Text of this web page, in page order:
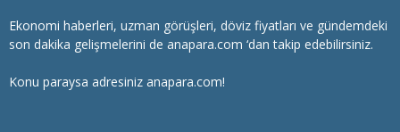
Ekonomi haberleri, uzman görüşleri, döviz fiyatları ve gündemdeki
son dakika gelişmelerini de anapara.com ‘dan takip edebilirsiniz.
Konu paraysa adresiniz anapara.com!